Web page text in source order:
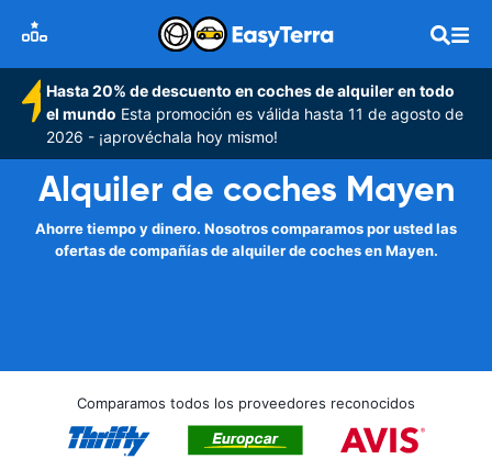
Hasta 20% de descuento en coches de alquiler en todo
el mundo Esta promoción es válida hasta 11 de agosto de
2026 - ¡aprovéchala hoy mismo!
Alquiler de coches Mayen
Ahorre tiempo y dinero. Nosotros comparamos por usted las
ofertas de compañías de alquiler de coches en Mayen.
Comparamos todos los proveedores reconocidos